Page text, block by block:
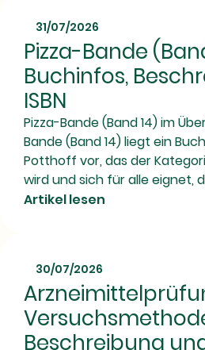
31/07/2026
Pizza-Bande
Buchinfos,
ISBN
Pizza-Bande (Band 14) im
Bande (Band 14) liegt ein
Potthoff vor, das der
wird und sich für alle eignet,
Artikel lesen
30/07/2026
Beschreibung